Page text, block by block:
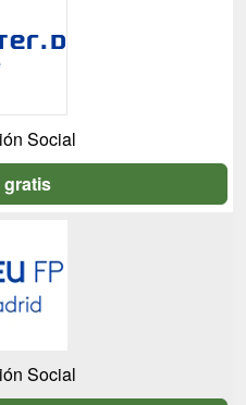
Social
gratis
Social